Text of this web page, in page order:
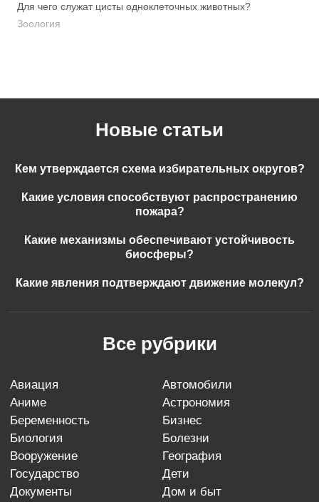
Для чего служат цисты одноклеточных животных?
Зоология
Новые статьи
Кем утверждается схема избирательных округов?
Какие условия способствуют распространению
пожара?
Какие механизмы обеспечивают устойчивость
биосферы?
Какие явления подтверждают движение молекул?
Все рубрики
авиация
автомобили
аниме
астрономия
беременность
бизнес
биология
болезни
вооружение
география
государство
дети
документы
дом и быт